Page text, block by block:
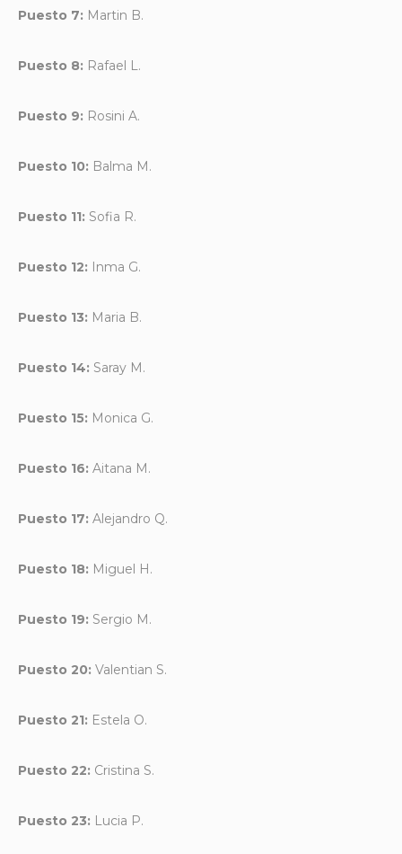
Puesto 7: Martin B.
Puesto 8: Rafael L.
Puesto 9: Rosini A.
Puesto 10: Balma M.
Puesto 11: Sofia R.
Puesto 12: Inma G.
Puesto 13: Maria B.
Puesto 14: Saray M.
Puesto 15: Monica G.
Puesto 16: Aitana M.
Puesto 17: Alejandro Q.
Puesto 18: Miguel H.
Puesto 19: Sergio M.
Puesto 20: Valentian S.
Puesto 21: Estela O.
Puesto 22: Cristina S.
Puesto 23: Lucia P.